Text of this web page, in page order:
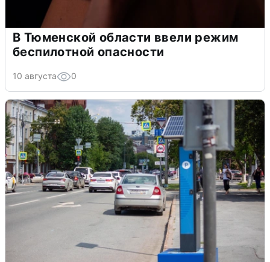
В Тюменской области ввели режим
беспилотной опасности
10 августа 0